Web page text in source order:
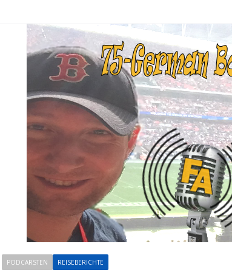
PODCARSTEN REISEBERICHTE